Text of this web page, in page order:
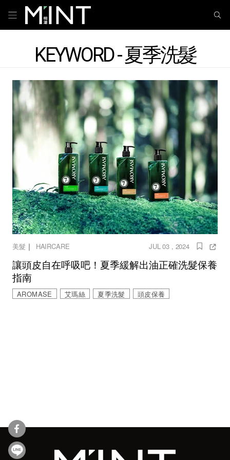
KEYWORD - 夏季洗髮
美髮 ｜ HAIRCARE JUL 03 , 2024
讓頭皮自在呼吸吧！夏季緩解出油正確洗髮保養
指南
AROMASE 艾瑪絲 夏季洗髮 頭皮保養